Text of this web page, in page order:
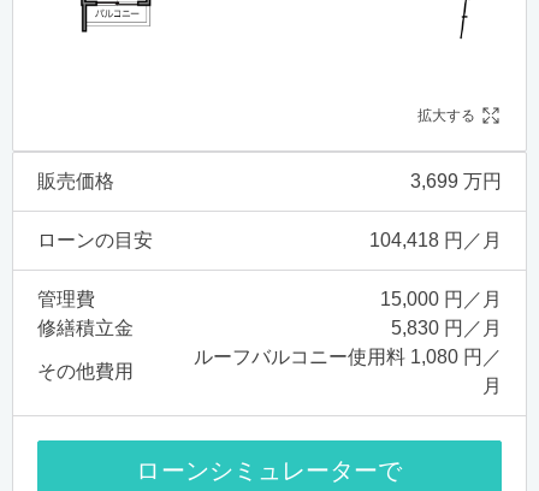
拡大する
販売価格 3,699 万円
ローンの目安 104,418 円／月
管理費
15,000 円／月
修繕積立金
5,830 円／月
その他費用
ルーフバルコニー使用料 1,080 円／
月
ローンシミュレーターで